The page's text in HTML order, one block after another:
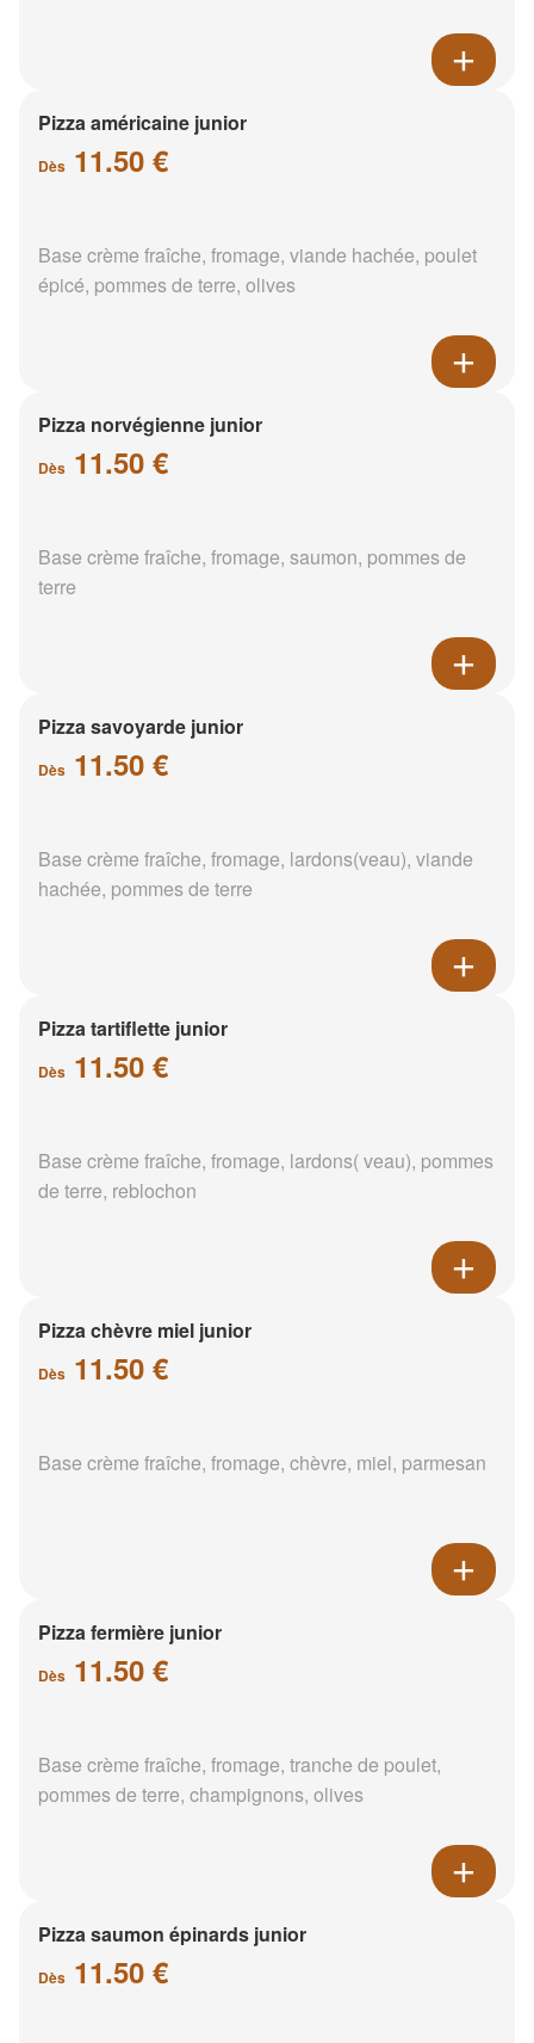
Pizza américaine junior
Dès 11.50 €
Base crème fraîche, fromage, viande hachée, poulet
épicé, pommes de terre, olives
Pizza norvégienne junior
Dès 11.50 €
Base crème fraîche, fromage, saumon, pommes de
terre
Pizza savoyarde junior
Dès 11.50 €
Base crème fraîche, fromage, lardons(veau), viande
hachée, pommes de terre
Pizza tartiflette junior
Dès 11.50 €
Base crème fraîche, fromage, lardons( veau), pommes
de terre, reblochon
Pizza chèvre miel junior
Dès 11.50 €
Base crème fraîche, fromage, chèvre, miel, parmesan
Pizza fermière junior
Dès 11.50 €
Base crème fraîche, fromage, tranche de poulet,
pommes de terre, champignons, olives
Pizza saumon épinards junior
Dès 11.50 €